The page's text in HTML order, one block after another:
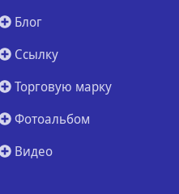
Блог
Ссылку
Торговую марку
Фотоальбом
Видео